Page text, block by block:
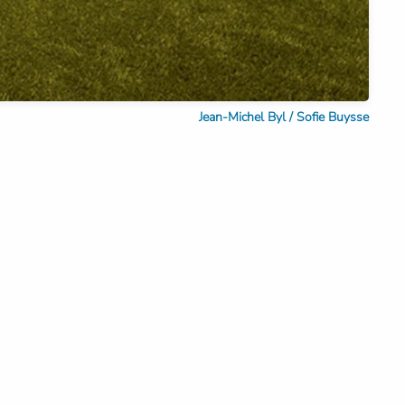
Jean-Michel Byl / Sofie Buysse